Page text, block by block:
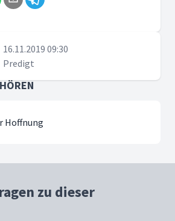
16.11.2019 09:30
Predigt
Hoffnung
zu dieser